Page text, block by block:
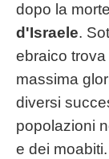
dopo la
d'Israele.
ebraico
massima
diversi
popolazioni
e dei